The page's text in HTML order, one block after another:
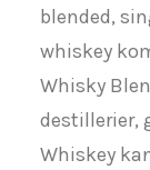
blended,
whiskey
Whisky
destillerier,
Whiskey